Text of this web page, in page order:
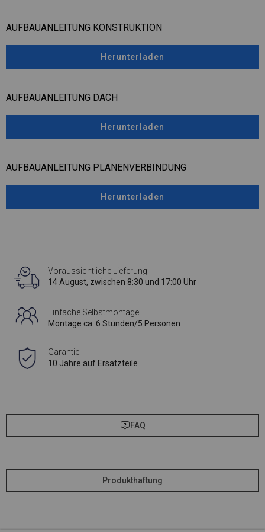
AUFBAUANLEITUNG KONSTRUKTION
Herunterladen
AUFBAUANLEITUNG DACH
Herunterladen
AUFBAUANLEITUNG PLANENVERBINDUNG
Herunterladen
Voraussichtliche Lieferung:
14 August, zwischen 8:30 und 17:00 Uhr
Einfache Selbstmontage:
Montage ca. 6 Stunden/5 Personen
Garantie:
10 Jahre auf Ersatzteile
FAQ
Produkthaftung